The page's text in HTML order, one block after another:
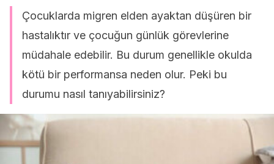
Çocuklarda migren elden ayaktan düşüren bir
hastalıktır ve çocuğun günlük görevlerine
müdahale edebilir. Bu durum genellikle okulda
kötü bir performansa neden olur. Peki bu
durumu nasıl tanıyabilirsiniz?